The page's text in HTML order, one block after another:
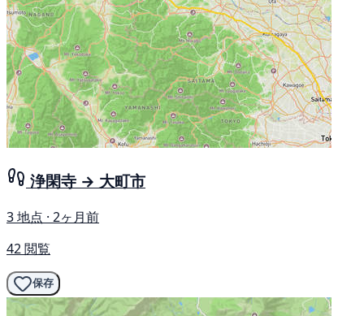
浄閑寺 → 大町市
3 地点 · 2ヶ月前
42 閲覧
保存